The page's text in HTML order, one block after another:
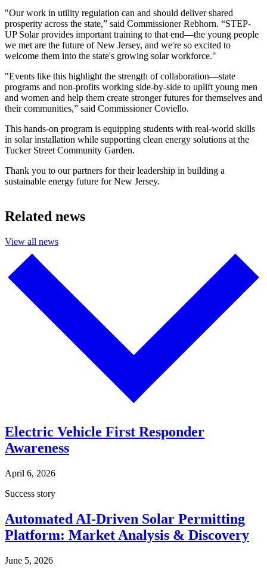
"Our work in utility regulation can and should deliver shared
prosperity across the state,” said Commissioner Rebhorn. “STEP-
UP Solar provides important training to that end—the young people
we met are the future of New Jersey, and we're so excited to
welcome them into the state's growing solar workforce."​​​​‌ ‍ ​‍​‍‌‍ ‌ ​‍‌‍‍‌‌‍‌ ‌‍‍‌‌‍ ‍​‍​‍​ ‍‍​‍​‍‌ ​ ‌‍​‌‌‍ ‍‌‍‍‌‌ ‌​‌ ‍‌​‍ ‍‌‍‍‌‌‍ ​‍​‍​‍ ​​‍​‍‌‍‍​‌ ​‍‌‍‌‌‌‍‌‍​‍​‍​ ‍‍​‍​‍‌‍‍​‌ ‌​‌ ‌​‌ ​​​ ‍‍​‍ ​‍ ‌‍ ​‌‍ ‌‍​ ‌‍​‌‌‍ ​‌‍‍​‌‍ ‌ ​ ‌ ‌​​ ‍‍​ ​ ​ ​ ​ ​ ​ ​ ​‍ ‌‍‍‌‌‍ ‍‌ ‌​‌‍‌‌‌‍ ‍‌ ‌​​‍ ‌‍‌‌‌‍‌​‌‍‍‌‌ ‌​​‍ ‌‍ ‌‌‍ ‌‍‌​‌‍‌‌​ ‌‌ ​​‌ ​‍‌‍‌‌‌ ​ ‌‍‌‌‌‍ ‍‌ ‌​‌‍​‌‌ ‌​‌‍‍‌‌‍ ‌‍ ‍​ ‍ ‌‍‍‌‌‍‌​​ ‌‌‍‌‍‌‍​‌‌‍​‍​ ‌​‌‍​ ​ ‌‍​ ‌‌​ ‌​​‍ ‌‌‍​‍‌‍‌‍​ ​‍‌‍​‍​‍ ‌​ ‌​‌‍‌​​ ‍​​ ‍‌​‍ ‌​ ‍​​ ‍​‌‍‌​‌‍‌‍​‍ ‌​ ​‌​ ​‌​ ‍​‌‍‌‌​ ​‍​ ​​​ ‌ ​ ‌​‌‍​‌‌‍​ ​ ​ ​ ​‍​ ‍ ‌ ‌​‌ ‍‌‌ ​​‌‍‌‌​ ‌‌‍​‌‌ ​‍‌ ‌​‌‍‍‌‌‍​ ‌‍ ​‌‍‌‌​ ‍ ‌ ​​‌‍​‌‌ ‌​‌‍‍​​ ‌‌ ​ ‌‍‌‌‌‍​ ‌ ‌​‌‍‍‌‌‍ ‌‍ ‍‌ ​ ​‍‌‌​ ‌‌‌​​‍‌‌ ‌‍‍ ‌‍‌‌‌ ‍‌​‍‌‌​ ​ ‌​‌​​‍‌‌​ ​ ‌​‌​​‍‌‌​ ​‍​ ​‍‌‍‌‌​ ‌‍‌‍‌‌​ ​‍‌‍‌‌​ ‌​‌‍‌‌‌‍‌‌‌‍‌‌​ ‌​​ ‌ ​ ​‍​‍‌‌​ ​‍​ ​‍​‍‌‌​ ‌‌‌​‌​​‍ ‍‌‍​ ‌‍ ‌‍ ‍‌ ‌​‌‍‌‌‌‍ ‍‌ ‌​​‍‌‌​ ‌‌‌​​‍‌‌ ‌‍‍ ‌‍‌‌‌ ‍‌​‍‌‌​ ​ ‌​‌​​‍‌‌​ ​ ‌​‌​​‍‌‌​ ​‍​ ​‍​ ​​‌‍‌‍​ ‌‌‌‍​‍​ ​‌​ ‍‌​ ‌ ​ ‌ ‌‍‌​​ ‌‌​ ‍‌​ ‌​​‍‌‌​ ​‍​ ​‍​‍‌‌​ ‌‌‌​‌​​‍ ‍‌‍​ ‌‍‍​‌‍‍‌‌‍ ​‌‍‌​‌ ​‍‌‍‌‌‌‍ ‍​‍‌‌​ ‌‌‌​​‍‌‌ ‌‍‍ ‌‍‌‌‌ ‍‌​‍‌‌​ ​ ‌​‌​​‍‌‌​ ​ ‌​‌​​‍‌‌​ ​‍​ ​‍​ ​‍​ ‍​​ ​ ​ ‌​​ ‌‍​ ‍‌‌‍‌‌‌‍​ ​ ​​​ ‍​‌‍‌‍‌‍‌‌​‍‌‌​ ​‍​ ​‍​‍‌‌​ ‌‌‌​‌​​‍ ‍‌ ‌​‌‍‌‌‌ ‍​‌ ‌​​ ‌‍​‍‌‍​‌‌ ​ ‌‍‌‌‌‌‌‌‌ ​‍‌‍ ​​ ‌‌‍‍​‌ ‌​‌ ‌​‌ ​​​‍‌‌​ ​ ‌​​‌​‍‌‌​ ​‍‌​‌‍​‍‌‌​ ​‍‌​‌‍‌‍ ​‌‍ ‌‍​ ‌‍​‌‌‍ ​‌‍‍​‌‍ ‌ ​ ‌ ‌​​‍‌‌​ ​ ‌​​‌​ ​ ​ ​ ​ ​ ​ ​ ​‍‌‍‌‍‍‌‌‍‌​​ ‌‌‍‌‍‌‍​‌‌‍​‍​ ‌​‌‍​ ​ ‌‍​ ‌‌​ ‌​​‍ ‌‌‍​‍‌‍‌‍​ ​‍‌‍​‍​‍ ‌​ ‌​‌‍‌​​ ‍​​ ‍‌​‍ ‌​ ‍​​ ‍​‌‍‌​‌‍‌‍​‍ ‌​ ​‌​ ​‌​ ‍​‌‍‌‌​ ​‍​ ​​​ ‌ ​ ‌​‌‍​‌‌‍​ ​ ​ ​ ​‍​‍‌‍‌ ‌​‌ ‍‌‌ ​​‌‍‌‌​ ‌‌‍​‌‌ ​‍‌ ‌​‌‍‍‌‌‍​ ‌‍ ​‌‍‌‌​‍‌‍‌ ​​‌‍​‌‌ ‌​‌‍‍​​ ‌‌ ​ ‌‍‌‌‌‍​ ‌ ‌​‌‍‍‌‌‍ ‌‍ ‍‌ ​ ​‍‌‌​ ‌‌‌​​‍‌‌ ‌‍‍ ‌‍‌‌‌ ‍‌​‍‌‌​ ​ ‌​‌​​‍‌‌​ ​ ‌​‌​​‍‌‌​ ​‍​ ​‍‌‍‌‌​ ‌‍‌‍‌‌​ ​‍‌‍‌‌​ ‌​‌‍‌‌‌‍‌‌‌‍‌‌​ ‌​​ ‌ ​ ​‍​‍‌‌​ ​‍​ ​‍​‍‌‌​ ‌‌‌​‌​​‍ ‍‌‍​ ‌‍ ‌‍ ‍‌ ‌​‌‍‌‌‌‍ ‍‌ ‌​​‍‌‌​ ‌‌‌​​‍‌‌ ‌‍‍ ‌‍‌‌‌ ‍‌​‍‌‌​ ​ ‌​‌​​‍‌‌​ ​ ‌​‌​​‍‌‌​ ​‍​ ​‍​ ​​‌‍‌‍​ ‌‌‌‍​‍​ ​‌​ ‍‌​ ‌ ​ ‌ ‌‍‌​​ ‌‌​ ‍‌​ ‌​​‍‌‌​ ​‍​ ​‍​‍‌‌​ ‌‌‌​‌​​‍ ‍‌‍​ ‌‍‍​‌‍‍‌‌‍ ​‌‍‌​‌ ​‍‌‍‌‌‌‍ ‍​‍‌‌​ ‌‌‌​​‍‌‌ ‌‍‍ ‌‍‌‌‌ ‍‌​‍‌‌​ ​ ‌​‌​​‍‌‌​ ​ ‌​‌​​‍‌‌​ ​‍​ ​‍​ ​‍​ ‍​​ ​ ​ ‌​​ ‌‍​ ‍‌‌‍‌‌‌‍​ ​ ​​​ ‍​‌‍‌‍‌‍‌‌​‍‌‌​ ​‍​ ​‍​‍‌‌​ ‌‌‌​‌​​‍ ‍‌ ‌​‌‍‌‌‌ ‍​‌ ‌​​‍‌‍‌ ​​‌‍‌‌‌ ​‍‌ ​ ‌ ​​‌‍‌‌‌‍​ ‌ ‌​‌‍‍‌‌ ‌‍‌‍‌‌​ ‌‌ ​​‌ ‌‌‌‍​‍‌‍ ​‌‍‍‌‌ ​ ‌‍‍​‌‍‌‌‌‍‌​​‍​‍‌ ‌
"Events like this highlight the strength of collaboration—state
programs and non-profits working side-by-side to uplift young men
and women and help them create stronger futures for themselves and
their communities,” said Commissioner Coviello.​​​​‌ ‍ ​‍​‍‌‍ ‌ ​‍‌‍‍‌‌‍‌ ‌‍‍‌‌‍ ‍​‍​‍​ ‍‍​‍​‍‌ ​ ‌‍​‌‌‍ ‍‌‍‍‌‌ ‌​‌ ‍‌​‍ ‍‌‍‍‌‌‍ ​‍​‍​‍ ​​‍​‍‌‍‍​‌ ​‍‌‍‌‌‌‍‌‍​‍​‍​ ‍‍​‍​‍‌‍‍​‌ ‌​‌ ‌​‌ ​​​ ‍‍​‍ ​‍ ‌‍ ​‌‍ ‌‍​ ‌‍​‌‌‍ ​‌‍‍​‌‍ ‌ ​ ‌ ‌​​ ‍‍​ ​ ​ ​ ​ ​ ​ ​ ​‍ ‌‍‍‌‌‍ ‍‌ ‌​‌‍‌‌‌‍ ‍‌ ‌​​‍ ‌‍‌‌‌‍‌​‌‍‍‌‌ ‌​​‍ ‌‍ ‌‌‍ ‌‍‌​‌‍‌‌​ ‌‌ ​​‌ ​‍‌‍‌‌‌ ​ ‌‍‌‌‌‍ ‍‌ ‌​‌‍​‌‌ ‌​‌‍‍‌‌‍ ‌‍ ‍​ ‍ ‌‍‍‌‌‍‌​​ ‌‌‍‌‍‌‍​‌‌‍​‍​ ‌​‌‍​ ​ ‌‍​ ‌‌​ ‌​​‍ ‌‌‍​‍‌‍‌‍​ ​‍‌‍​‍​‍ ‌​ ‌​‌‍‌​​ ‍​​ ‍‌​‍ ‌​ ‍​​ ‍​‌‍‌​‌‍‌‍​‍ ‌​ ​‌​ ​‌​ ‍​‌‍‌‌​ ​‍​ ​​​ ‌ ​ ‌​‌‍​‌‌‍​ ​ ​ ​ ​‍​ ‍ ‌ ‌​‌ ‍‌‌ ​​‌‍‌‌​ ‌‌‍​‌‌ ​‍‌ ‌​‌‍‍‌‌‍​ ‌‍ ​‌‍‌‌​ ‍ ‌ ​​‌‍​‌‌ ‌​‌‍‍​​ ‌‌ ​ ‌‍‌‌‌‍​ ‌ ‌​‌‍‍‌‌‍ ‌‍ ‍‌ ​ ​‍‌‌​ ‌‌‌​​‍‌‌ ‌‍‍ ‌‍‌‌‌ ‍‌​‍‌‌​ ​ ‌​‌​​‍‌‌​ ​ ‌​‌​​‍‌‌​ ​‍​ ​‍‌‍‌‌​ ‌‍‌‍‌‌​ ​‍‌‍‌‌​ ‌​‌‍‌‌‌‍‌‌‌‍‌‌​ ‌​​ ‌ ​ ​‍​‍‌‌​ ​‍​ ​‍​‍‌‌​ ‌‌‌​‌​​‍ ‍‌‍​ ‌‍ ‌‍ ‍‌ ‌​‌‍‌‌‌‍ ‍‌ ‌​​‍‌‌​ ‌‌‌​​‍‌‌ ‌‍‍ ‌‍‌‌‌ ‍‌​‍‌‌​ ​ ‌​‌​​‍‌‌​ ​ ‌​‌​​‍‌‌​ ​‍​ ​‍​ ​ ​ ‌​​ ‍​‌‍‌​​ ​ ​ ‌‌‌‍​ ​ ‌‍‌‍‌​​ ‌‍​ ​​​ ‌ ​‍‌‌​ ​‍​ ​‍​‍‌‌​ ‌‌‌​‌​​‍ ‍‌‍​ ‌‍‍​‌‍‍‌‌‍ ​‌‍‌​‌ ​‍‌‍‌‌‌‍ ‍​‍‌‌​ ‌‌‌​​‍‌‌ ‌‍‍ ‌‍‌‌‌ ‍‌​‍‌‌​ ​ ‌​‌​​‍‌‌​ ​ ‌​‌​​‍‌‌​ ​‍​ ​‍​ ​ ‌‍‌‌​ ​‍​ ​ ​ ​​‌‍‌‍‌‍​‍​ ​​​ ​‍​ ‍‌‌‍​‌​ ‌‍​‍‌‌​ ​‍​ ​‍​‍‌‌​ ‌‌‌​‌​​‍ ‍‌ ‌​‌‍‌‌‌ ‍​‌ ‌​​ ‌‍​‍‌‍​‌‌ ​ ‌‍‌‌‌‌‌‌‌ ​‍‌‍ ​​ ‌‌‍‍​‌ ‌​‌ ‌​‌ ​​​‍‌‌​ ​ ‌​​‌​‍‌‌​ ​‍‌​‌‍​‍‌‌​ ​‍‌​‌‍‌‍ ​‌‍ ‌‍​ ‌‍​‌‌‍ ​‌‍‍​‌‍ ‌ ​ ‌ ‌​​‍‌‌​ ​ ‌​​‌​ ​ ​ ​ ​ ​ ​ ​ ​‍‌‍‌‍‍‌‌‍‌​​ ‌‌‍‌‍‌‍​‌‌‍​‍​ ‌​‌‍​ ​ ‌‍​ ‌‌​ ‌​​‍ ‌‌‍​‍‌‍‌‍​ ​‍‌‍​‍​‍ ‌​ ‌​‌‍‌​​ ‍​​ ‍‌​‍ ‌​ ‍​​ ‍​‌‍‌​‌‍‌‍​‍ ‌​ ​‌​ ​‌​ ‍​‌‍‌‌​ ​‍​ ​​​ ‌ ​ ‌​‌‍​‌‌‍​ ​ ​ ​ ​‍​‍‌‍‌ ‌​‌ ‍‌‌ ​​‌‍‌‌​ ‌‌‍​‌‌ ​‍‌ ‌​‌‍‍‌‌‍​ ‌‍ ​‌‍‌‌​‍‌‍‌ ​​‌‍​‌‌ ‌​‌‍‍​​ ‌‌ ​ ‌‍‌‌‌‍​ ‌ ‌​‌‍‍‌‌‍ ‌‍ ‍‌ ​ ​‍‌‌​ ‌‌‌​​‍‌‌ ‌‍‍ ‌‍‌‌‌ ‍‌​‍‌‌​ ​ ‌​‌​​‍‌‌​ ​ ‌​‌​​‍‌‌​ ​‍​ ​‍‌‍‌‌​ ‌‍‌‍‌‌​ ​‍‌‍‌‌​ ‌​‌‍‌‌‌‍‌‌‌‍‌‌​ ‌​​ ‌ ​ ​‍​‍‌‌​ ​‍​ ​‍​‍‌‌​ ‌‌‌​‌​​‍ ‍‌‍​ ‌‍ ‌‍ ‍‌ ‌​‌‍‌‌‌‍ ‍‌ ‌​​‍‌‌​ ‌‌‌​​‍‌‌ ‌‍‍ ‌‍‌‌‌ ‍‌​‍‌‌​ ​ ‌​‌​​‍‌‌​ ​ ‌​‌​​‍‌‌​ ​‍​ ​‍​ ​ ​ ‌​​ ‍​‌‍‌​​ ​ ​ ‌‌‌‍​ ​ ‌‍‌‍‌​​ ‌‍​ ​​​ ‌ ​‍‌‌​ ​‍​ ​‍​‍‌‌​ ‌‌‌​‌​​‍ ‍‌‍​ ‌‍‍​‌‍‍‌‌‍ ​‌‍‌​‌ ​‍‌‍‌‌‌‍ ‍​‍‌‌​ ‌‌‌​​‍‌‌ ‌‍‍ ‌‍‌‌‌ ‍‌​‍‌‌​ ​ ‌​‌​​‍‌‌​ ​ ‌​‌​​‍‌‌​ ​‍​ ​‍​ ​ ‌‍‌‌​ ​‍​ ​ ​ ​​‌‍‌‍‌‍​‍​ ​​​ ​‍​ ‍‌‌‍​‌​ ‌‍​‍‌‌​ ​‍​ ​‍​‍‌‌​ ‌‌‌​‌​​‍ ‍‌ ‌​‌‍‌‌‌ ‍​‌ ‌​​‍‌‍‌ ​​‌‍‌‌‌ ​‍‌ ​ ‌ ​​‌‍‌‌‌‍​ ‌ ‌​‌‍‍‌‌ ‌‍‌‍‌‌​ ‌‌ ​​‌ ‌‌‌‍​‍‌‍ ​‌‍‍‌‌ ​ ‌‍‍​‌‍‌‌‌‍‌​​‍​‍‌ ‌
This hands-on program is equipping students with real-world skills
in solar installation while supporting clean energy solutions at the
Tucker Street Community Garden.​​​​‌ ‍ ​‍​‍‌‍ ‌ ​‍‌‍‍‌‌‍‌ ‌‍‍‌‌‍ ‍​‍​‍​ ‍‍​‍​‍‌ ​ ‌‍​‌‌‍ ‍‌‍‍‌‌ ‌​‌ ‍‌​‍ ‍‌‍‍‌‌‍ ​‍​‍​‍ ​​‍​‍‌‍‍​‌ ​‍‌‍‌‌‌‍‌‍​‍​‍​ ‍‍​‍​‍‌‍‍​‌ ‌​‌ ‌​‌ ​​​ ‍‍​‍ ​‍ ‌‍ ​‌‍ ‌‍​ ‌‍​‌‌‍ ​‌‍‍​‌‍ ‌ ​ ‌ ‌​​ ‍‍​ ​ ​ ​ ​ ​ ​ ​ ​‍ ‌‍‍‌‌‍ ‍‌ ‌​‌‍‌‌‌‍ ‍‌ ‌​​‍ ‌‍‌‌‌‍‌​‌‍‍‌‌ ‌​​‍ ‌‍ ‌‌‍ ‌‍‌​‌‍‌‌​ ‌‌ ​​‌ ​‍‌‍‌‌‌ ​ ‌‍‌‌‌‍ ‍‌ ‌​‌‍​‌‌ ‌​‌‍‍‌‌‍ ‌‍ ‍​ ‍ ‌‍‍‌‌‍‌​​ ‌‌‍‌‍‌‍​‌‌‍​‍​ ‌​‌‍​ ​ ‌‍​ ‌‌​ ‌​​‍ ‌‌‍​‍‌‍‌‍​ ​‍‌‍​‍​‍ ‌​ ‌​‌‍‌​​ ‍​​ ‍‌​‍ ‌​ ‍​​ ‍​‌‍‌​‌‍‌‍​‍ ‌​ ​‌​ ​‌​ ‍​‌‍‌‌​ ​‍​ ​​​ ‌ ​ ‌​‌‍​‌‌‍​ ​ ​ ​ ​‍​ ‍ ‌ ‌​‌ ‍‌‌ ​​‌‍‌‌​ ‌‌‍​‌‌ ​‍‌ ‌​‌‍‍‌‌‍​ ‌‍ ​‌‍‌‌​ ‍ ‌ ​​‌‍​‌‌ ‌​‌‍‍​​ ‌‌ ​ ‌‍‌‌‌‍​ ‌ ‌​‌‍‍‌‌‍ ‌‍ ‍‌ ​ ​‍‌‌​ ‌‌‌​​‍‌‌ ‌‍‍ ‌‍‌‌‌ ‍‌​‍‌‌​ ​ ‌​‌​​‍‌‌​ ​ ‌​‌​​‍‌‌​ ​‍​ ​‍‌‍‌‌​ ‌‍‌‍‌‌​ ​‍‌‍‌‌​ ‌​‌‍‌‌‌‍‌‌‌‍‌‌​ ‌​​ ‌ ​ ​‍​‍‌‌​ ​‍​ ​‍​‍‌‌​ ‌‌‌​‌​​‍ ‍‌‍​ ‌‍ ‌‍ ‍‌ ‌​‌‍‌‌‌‍ ‍‌ ‌​​‍‌‌​ ‌‌‌​​‍‌‌ ‌‍‍ ‌‍‌‌‌ ‍‌​‍‌‌​ ​ ‌​‌​​‍‌‌​ ​ ‌​‌​​‍‌‌​ ​‍​ ​‍‌‍​‌​ ‌​​ ​‍​ ​​​ ​ ​ ‌ ‌‍‌‌‌‍​ ​ ‌‌​ ‌‍​ ‌ ​ ‌‌​‍‌‌​ ​‍​ ​‍​‍‌‌​ ‌‌‌​‌​​‍ ‍‌‍​ ‌‍‍​‌‍‍‌‌‍ ​‌‍‌​‌ ​‍‌‍‌‌‌‍ ‍​‍‌‌​ ‌‌‌​​‍‌‌ ‌‍‍ ‌‍‌‌‌ ‍‌​‍‌‌​ ​ ‌​‌​​‍‌‌​ ​ ‌​‌​​‍‌‌​ ​‍​ ​‍​ ‌‌​ ‌ ​ ​‌​ ​‍​ ‍‌​ ​‍​ ‍‌​ ​‍​ ‍‌​ ‌​​ ​‌‌‍​‍​‍‌‌​ ​‍​ ​‍​‍‌‌​ ‌‌‌​‌​​‍ ‍‌ ‌​‌‍‌‌‌ ‍​‌ ‌​​ ‌‍​‍‌‍​‌‌ ​ ‌‍‌‌‌‌‌‌‌ ​‍‌‍ ​​ ‌‌‍‍​‌ ‌​‌ ‌​‌ ​​​‍‌‌​ ​ ‌​​‌​‍‌‌​ ​‍‌​‌‍​‍‌‌​ ​‍‌​‌‍‌‍ ​‌‍ ‌‍​ ‌‍​‌‌‍ ​‌‍‍​‌‍ ‌ ​ ‌ ‌​​‍‌‌​ ​ ‌​​‌​ ​ ​ ​ ​ ​ ​ ​ ​‍‌‍‌‍‍‌‌‍‌​​ ‌‌‍‌‍‌‍​‌‌‍​‍​ ‌​‌‍​ ​ ‌‍​ ‌‌​ ‌​​‍ ‌‌‍​‍‌‍‌‍​ ​‍‌‍​‍​‍ ‌​ ‌​‌‍‌​​ ‍​​ ‍‌​‍ ‌​ ‍​​ ‍​‌‍‌​‌‍‌‍​‍ ‌​ ​‌​ ​‌​ ‍​‌‍‌‌​ ​‍​ ​​​ ‌ ​ ‌​‌‍​‌‌‍​ ​ ​ ​ ​‍​‍‌‍‌ ‌​‌ ‍‌‌ ​​‌‍‌‌​ ‌‌‍​‌‌ ​‍‌ ‌​‌‍‍‌‌‍​ ‌‍ ​‌‍‌‌​‍‌‍‌ ​​‌‍​‌‌ ‌​‌‍‍​​ ‌‌ ​ ‌‍‌‌‌‍​ ‌ ‌​‌‍‍‌‌‍ ‌‍ ‍‌ ​ ​‍‌‌​ ‌‌‌​​‍‌‌ ‌‍‍ ‌‍‌‌‌ ‍‌​‍‌‌​ ​ ‌​‌​​‍‌‌​ ​ ‌​‌​​‍‌‌​ ​‍​ ​‍‌‍‌‌​ ‌‍‌‍‌‌​ ​‍‌‍‌‌​ ‌​‌‍‌‌‌‍‌‌‌‍‌‌​ ‌​​ ‌ ​ ​‍​‍‌‌​ ​‍​ ​‍​‍‌‌​ ‌‌‌​‌​​‍ ‍‌‍​ ‌‍ ‌‍ ‍‌ ‌​‌‍‌‌‌‍ ‍‌ ‌​​‍‌‌​ ‌‌‌​​‍‌‌ ‌‍‍ ‌‍‌‌‌ ‍‌​‍‌‌​ ​ ‌​‌​​‍‌‌​ ​ ‌​‌​​‍‌‌​ ​‍​ ​‍‌‍​‌​ ‌​​ ​‍​ ​​​ ​ ​ ‌ ‌‍‌‌‌‍​ ​ ‌‌​ ‌‍​ ‌ ​ ‌‌​‍‌‌​ ​‍​ ​‍​‍‌‌​ ‌‌‌​‌​​‍ ‍‌‍​ ‌‍‍​‌‍‍‌‌‍ ​‌‍‌​‌ ​‍‌‍‌‌‌‍ ‍​‍‌‌​ ‌‌‌​​‍‌‌ ‌‍‍ ‌‍‌‌‌ ‍‌​‍‌‌​ ​ ‌​‌​​‍‌‌​ ​ ‌​‌​​‍‌‌​ ​‍​ ​‍​ ‌‌​ ‌ ​ ​‌​ ​‍​ ‍‌​ ​‍​ ‍‌​ ​‍​ ‍‌​ ‌​​ ​‌‌‍​‍​‍‌‌​ ​‍​ ​‍​‍‌‌​ ‌‌‌​‌​​‍ ‍‌ ‌​‌‍‌‌‌ ‍​‌ ‌​​‍‌‍‌ ​​‌‍‌‌‌ ​‍‌ ​ ‌ ​​‌‍‌‌‌‍​ ‌ ‌​‌‍‍‌‌ ‌‍‌‍‌‌​ ‌‌ ​​‌ ‌‌‌‍​‍‌‍ ​‌‍‍‌‌ ​ ‌‍‍​‌‍‌‌‌‍‌​​‍​‍‌ ‌
Thank you to our partners for their leadership in building a
sustainable energy future for New Jersey.​​​​‌ ‍ ​‍​‍‌‍ ‌ ​‍‌‍‍‌‌‍‌ ‌‍‍‌‌‍ ‍​‍​‍​ ‍‍​‍​‍‌ ​ ‌‍​‌‌‍ ‍‌‍‍‌‌ ‌​‌ ‍‌​‍ ‍‌‍‍‌‌‍ ​‍​‍​‍ ​​‍​‍‌‍‍​‌ ​‍‌‍‌‌‌‍‌‍​‍​‍​ ‍‍​‍​‍‌‍‍​‌ ‌​‌ ‌​‌ ​​​ ‍‍​‍ ​‍ ‌‍ ​‌‍ ‌‍​ ‌‍​‌‌‍ ​‌‍‍​‌‍ ‌ ​ ‌ ‌​​ ‍‍​ ​ ​ ​ ​ ​ ​ ​ ​‍ ‌‍‍‌‌‍ ‍‌ ‌​‌‍‌‌‌‍ ‍‌ ‌​​‍ ‌‍‌‌‌‍‌​‌‍‍‌‌ ‌​​‍ ‌‍ ‌‌‍ ‌‍‌​‌‍‌‌​ ‌‌ ​​‌ ​‍‌‍‌‌‌ ​ ‌‍‌‌‌‍ ‍‌ ‌​‌‍​‌‌ ‌​‌‍‍‌‌‍ ‌‍ ‍​ ‍ ‌‍‍‌‌‍‌​​ ‌‌‍‌‍‌‍​‌‌‍​‍​ ‌​‌‍​ ​ ‌‍​ ‌‌​ ‌​​‍ ‌‌‍​‍‌‍‌‍​ ​‍‌‍​‍​‍ ‌​ ‌​‌‍‌​​ ‍​​ ‍‌​‍ ‌​ ‍​​ ‍​‌‍‌​‌‍‌‍​‍ ‌​ ​‌​ ​‌​ ‍​‌‍‌‌​ ​‍​ ​​​ ‌ ​ ‌​‌‍​‌‌‍​ ​ ​ ​ ​‍​ ‍ ‌ ‌​‌ ‍‌‌ ​​‌‍‌‌​ ‌‌‍​‌‌ ​‍‌ ‌​‌‍‍‌‌‍​ ‌‍ ​‌‍‌‌​ ‍ ‌ ​​‌‍​‌‌ ‌​‌‍‍​​ ‌‌ ​ ‌‍‌‌‌‍​ ‌ ‌​‌‍‍‌‌‍ ‌‍ ‍‌ ​ ​‍‌‌​ ‌‌‌​​‍‌‌ ‌‍‍ ‌‍‌‌‌ ‍‌​‍‌‌​ ​ ‌​‌​​‍‌‌​ ​ ‌​‌​​‍‌‌​ ​‍​ ​‍‌‍‌‌​ ‌‍‌‍‌‌​ ​‍‌‍‌‌​ ‌​‌‍‌‌‌‍‌‌‌‍‌‌​ ‌​​ ‌ ​ ​‍​‍‌‌​ ​‍​ ​‍​‍‌‌​ ‌‌‌​‌​​‍ ‍‌‍​ ‌‍ ‌‍ ‍‌ ‌​‌‍‌‌‌‍ ‍‌ ‌​​‍‌‌​ ‌‌‌​​‍‌‌ ‌‍‍ ‌‍‌‌‌ ‍‌​‍‌‌​ ​ ‌​‌​​‍‌‌​ ​ ‌​‌​​‍‌‌​ ​‍​ ​‍‌‍‌​​ ‌ ​ ​ ​ ‍‌​ ‍‌​ ‌​​ ‌​​ ‌​​ ‍​​ ‌​​ ​‍‌‍‌​​‍‌‌​ ​‍​ ​‍​‍‌‌​ ‌‌‌​‌​​‍ ‍‌‍​ ‌‍‍​‌‍‍‌‌‍ ​‌‍‌​‌ ​‍‌‍‌‌‌‍ ‍​‍‌‌​ ‌‌‌​​‍‌‌ ‌‍‍ ‌‍‌‌‌ ‍‌​‍‌‌​ ​ ‌​‌​​‍‌‌​ ​ ‌​‌​​‍‌‌​ ​‍​ ​‍​ ​‌‌‍​‍​ ​‌​ ​​​ ‍​​ ‍​‌‍‌‌​ ‌‌​ ‌‌‌‍​ ‌‍​‍‌‍‌‍​‍‌‌​ ​‍​ ​‍​‍‌‌​ ‌‌‌​‌​​‍ ‍‌ ‌​‌‍‌‌‌ ‍​‌ ‌​​ ‌‍​‍‌‍​‌‌ ​ ‌‍‌‌‌‌‌‌‌ ​‍‌‍ ​​ ‌‌‍‍​‌ ‌​‌ ‌​‌ ​​​‍‌‌​ ​ ‌​​‌​‍‌‌​ ​‍‌​‌‍​‍‌‌​ ​‍‌​‌‍‌‍ ​‌‍ ‌‍​ ‌‍​‌‌‍ ​‌‍‍​‌‍ ‌ ​ ‌ ‌​​‍‌‌​ ​ ‌​​‌​ ​ ​ ​ ​ ​ ​ ​ ​‍‌‍‌‍‍‌‌‍‌​​ ‌‌‍‌‍‌‍​‌‌‍​‍​ ‌​‌‍​ ​ ‌‍​ ‌‌​ ‌​​‍ ‌‌‍​‍‌‍‌‍​ ​‍‌‍​‍​‍ ‌​ ‌​‌‍‌​​ ‍​​ ‍‌​‍ ‌​ ‍​​ ‍​‌‍‌​‌‍‌‍​‍ ‌​ ​‌​ ​‌​ ‍​‌‍‌‌​ ​‍​ ​​​ ‌ ​ ‌​‌‍​‌‌‍​ ​ ​ ​ ​‍​‍‌‍‌ ‌​‌ ‍‌‌ ​​‌‍‌‌​ ‌‌‍​‌‌ ​‍‌ ‌​‌‍‍‌‌‍​ ‌‍ ​‌‍‌‌​‍‌‍‌ ​​‌‍​‌‌ ‌​‌‍‍​​ ‌‌ ​ ‌‍‌‌‌‍​ ‌ ‌​‌‍‍‌‌‍ ‌‍ ‍‌ ​ ​‍‌‌​ ‌‌‌​​‍‌‌ ‌‍‍ ‌‍‌‌‌ ‍‌​‍‌‌​ ​ ‌​‌​​‍‌‌​ ​ ‌​‌​​‍‌‌​ ​‍​ ​‍‌‍‌‌​ ‌‍‌‍‌‌​ ​‍‌‍‌‌​ ‌​‌‍‌‌‌‍‌‌‌‍‌‌​ ‌​​ ‌ ​ ​‍​‍‌‌​ ​‍​ ​‍​‍‌‌​ ‌‌‌​‌​​‍ ‍‌‍​ ‌‍ ‌‍ ‍‌ ‌​‌‍‌‌‌‍ ‍‌ ‌​​‍‌‌​ ‌‌‌​​‍‌‌ ‌‍‍ ‌‍‌‌‌ ‍‌​‍‌‌​ ​ ‌​‌​​‍‌‌​ ​ ‌​‌​​‍‌‌​ ​‍​ ​‍‌‍‌​​ ‌ ​ ​ ​ ‍‌​ ‍‌​ ‌​​ ‌​​ ‌​​ ‍​​ ‌​​ ​‍‌‍‌​​‍‌‌​ ​‍​ ​‍​‍‌‌​ ‌‌‌​‌​​‍ ‍‌‍​ ‌‍‍​‌‍‍‌‌‍ ​‌‍‌​‌ ​‍‌‍‌‌‌‍ ‍​‍‌‌​ ‌‌‌​​‍‌‌ ‌‍‍ ‌‍‌‌‌ ‍‌​‍‌‌​ ​ ‌​‌​​‍‌‌​ ​ ‌​‌​​‍‌‌​ ​‍​ ​‍​ ​‌‌‍​‍​ ​‌​ ​​​ ‍​​ ‍​‌‍‌‌​ ‌‌​ ‌‌‌‍​ ‌‍​‍‌‍‌‍​‍‌‌​ ​‍​ ​‍​‍‌‌​ ‌‌‌​‌​​‍ ‍‌ ‌​‌‍‌‌‌ ‍​‌ ‌​​‍‌‍‌ ​​‌‍‌‌‌ ​‍‌ ​ ‌ ​​‌‍‌‌‌‍​ ‌ ‌​‌‍‍‌‌ ‌‍‌‍‌‌​ ‌‌ ​​‌ ‌‌‌‍​‍‌‍ ​‌‍‍‌‌ ​ ‌‍‍​‌‍‌‌‌‍‌​​‍​‍‌ ‌
Related news
View all news
Electric Vehicle First Responder
Awareness​​​​‌ ‍ ​‍​‍‌‍ ‌ ​‍‌‍‍‌‌‍‌ ‌‍‍‌‌‍ ‍​‍​‍​ ‍‍​‍​‍‌ ​ ‌‍​‌‌‍ ‍‌‍‍‌‌ ‌​‌ ‍‌​‍ ‍‌‍‍‌‌‍ ​‍​‍​‍ ​​‍​‍‌‍‍​‌ ​‍‌‍‌‌‌‍‌‍​‍​‍​ ‍‍​‍​‍‌‍‍​‌ ‌​‌ ‌​‌ ​​​ ‍‍​‍ ​‍ ‌‍ ​‌‍ ‌‍​ ‌‍​‌‌‍ ​‌‍‍​‌‍ ‌ ​ ‌ ‌​​ ‍‍​ ​ ​ ​ ​ ​ ​ ​ ​‍ ‌‍‍‌‌‍ ‍‌ ‌​‌‍‌‌‌‍ ‍‌ ‌​​‍ ‌‍‌‌‌‍‌​‌‍‍‌‌ ‌​​‍ ‌‍ ‌‌‍ ‌‍‌​‌‍‌‌​ ‌‌ ​​‌ ​‍‌‍‌‌‌ ​ ‌‍‌‌‌‍ ‍‌ ‌​‌‍​‌‌ ‌​‌‍‍‌‌‍ ‌‍ ‍​ ‍ ‌‍‍‌‌‍‌​​ ‌​ ​​​ ‌​‌‍‌‍‌‍‌​​ ​ ​ ​‌‌‍​ ​ ‌‌​‍ ‌‌‍‌​​ ‍‌​ ‌ ​ ‍​​‍ ‌​ ‌​​ ‌‍​ ​ ​ ‌‍​‍ ‌​ ‍‌​ ​‍​ ‌​​ ​ ​‍ ‌​ ​‌​ ‍​‌‍​‍​ ​‌​ ‌‌​ ‌ ‌‍​ ​ ‌‍‌‍‌‍​ ​​​ ‌‍‌‍​‌​ ‍ ‌ ‌​‌ ‍‌‌ ​​‌‍‌‌​ ‌‌‍​‌‌ ​‍‌ ‌​‌‍‍‌‌‍​ ‌‍ ​‌‍‌‌​ ‍ ‌ ​​‌‍​‌‌ ‌​‌‍‍​​ ‌‌ ‌​‌‍‍‌‌ ‌​‌‍ ​‌‍‌‌​ ‌‍​‍‌‍​‌‌ ​ ‌‍‌‌‌‌‌‌‌ ​‍‌‍ ​​ ‌‌‍‍​‌ ‌​‌ ‌​‌ ​​​‍‌‌​ ​ ‌​​‌​‍‌‌​ ​‍‌​‌‍​‍‌‌​ ​‍‌​‌‍‌‍ ​‌‍ ‌‍​ ‌‍​‌‌‍ ​‌‍‍​‌‍ ‌ ​ ‌ ‌​​‍‌‌​ ​ ‌​​‌​ ​ ​ ​ ​ ​ ​ ​ ​‍‌‍‌‍‍‌‌‍‌​​ ‌​ ​​​ ‌​‌‍‌‍‌‍‌​​ ​ ​ ​‌‌‍​ ​ ‌‌​‍ ‌‌‍‌​​ ‍‌​ ‌ ​ ‍​​‍ ‌​ ‌​​ ‌‍​ ​ ​ ‌‍​‍ ‌​ ‍‌​ ​‍​ ‌​​ ​ ​‍ ‌​ ​‌​ ‍​‌‍​‍​ ​‌​ ‌‌​ ‌ ‌‍​ ​ ‌‍‌‍‌‍​ ​​​ ‌‍‌‍​‌​‍‌‍‌ ‌​‌ ‍‌‌ ​​‌‍‌‌​ ‌‌‍​‌‌ ​‍‌ ‌​‌‍‍‌‌‍​ ‌‍ ​‌‍‌‌​‍‌‍‌ ​​‌‍​‌‌ ‌​‌‍‍​​ ‌‌ ‌​‌‍‍‌‌ ‌​‌‍ ​‌‍‌‌​‍‌‍‌ ​​‌‍‌‌‌ ​‍‌ ​ ‌ ​​‌‍‌‌‌‍​ ‌ ‌​‌‍‍‌‌ ‌‍‌‍‌‌​ ‌‌ ​​‌ ‌‌‌‍​‍‌‍ ​‌‍‍‌‌ ​ ‌‍‍​‌‍‌‌‌‍‌​​‍​‍‌ ‌
April 6, 2026
Success story
Automated AI-Driven Solar Permitting
Platform: Market Analysis & Discovery​​​​‌ ‍ ​‍​‍‌‍ ‌ ​‍‌‍‍‌‌‍‌ ‌‍‍‌‌‍ ‍​‍​‍​ ‍‍​‍​‍‌ ​ ‌‍​‌‌‍ ‍‌‍‍‌‌ ‌​‌ ‍‌​‍ ‍‌‍‍‌‌‍ ​‍​‍​‍ ​​‍​‍‌‍‍​‌ ​‍‌‍‌‌‌‍‌‍​‍​‍​ ‍‍​‍​‍‌‍‍​‌ ‌​‌ ‌​‌ ​​​ ‍‍​‍ ​‍ ‌‍ ​‌‍ ‌‍​ ‌‍​‌‌‍ ​‌‍‍​‌‍ ‌ ​ ‌ ‌​​ ‍‍​ ​ ​ ​ ​ ​ ​ ​ ​‍ ‌‍‍‌‌‍ ‍‌ ‌​‌‍‌‌‌‍ ‍‌ ‌​​‍ ‌‍‌‌‌‍‌​‌‍‍‌‌ ‌​​‍ ‌‍ ‌‌‍ ‌‍‌​‌‍‌‌​ ‌‌ ​​‌ ​‍‌‍‌‌‌ ​ ‌‍‌‌‌‍ ‍‌ ‌​‌‍​‌‌ ‌​‌‍‍‌‌‍ ‌‍ ‍​ ‍ ‌‍‍‌‌‍‌​​ ‌​ ​​​ ‍​‌‍‌​​ ‍‌​ ​​​ ‌‌​ ‍​‌‍​‌​‍ ‌‌‍​‌​ ​‌​ ​ ​ ​‌​‍ ‌​ ‌​​ ​‍​ ‌​‌‍‌‌​‍ ‌​ ‍​​ ​ ​ ​‌​ ​‍​‍ ‌​ ​​‌‍‌‍​ ​​​ ‌‌‌‍​ ​ ‍​​ ‍‌​ ‌​​ ‌ ‌‍‌‌​ ‌ ​ ​‌​ ‍ ‌ ‌​‌ ‍‌‌ ​​‌‍‌‌​ ‌‌‍​‌‌ ​‍‌ ‌​‌‍‍‌‌‍​ ‌‍ ​‌‍‌‌​ ‍ ‌ ​​‌‍​‌‌ ‌​‌‍‍​​ ‌‌ ‌​‌‍‍‌‌ ‌​‌‍ ​‌‍‌‌​ ‌‍​‍‌‍​‌‌ ​ ‌‍‌‌‌‌‌‌‌ ​‍‌‍ ​​ ‌‌‍‍​‌ ‌​‌ ‌​‌ ​​​‍‌‌​ ​ ‌​​‌​‍‌‌​ ​‍‌​‌‍​‍‌‌​ ​‍‌​‌‍‌‍ ​‌‍ ‌‍​ ‌‍​‌‌‍ ​‌‍‍​‌‍ ‌ ​ ‌ ‌​​‍‌‌​ ​ ‌​​‌​ ​ ​ ​ ​ ​ ​ ​ ​‍‌‍‌‍‍‌‌‍‌​​ ‌​ ​​​ ‍​‌‍‌​​ ‍‌​ ​​​ ‌‌​ ‍​‌‍​‌​‍ ‌‌‍​‌​ ​‌​ ​ ​ ​‌​‍ ‌​ ‌​​ ​‍​ ‌​‌‍‌‌​‍ ‌​ ‍​​ ​ ​ ​‌​ ​‍​‍ ‌​ ​​‌‍‌‍​ ​​​ ‌‌‌‍​ ​ ‍​​ ‍‌​ ‌​​ ‌ ‌‍‌‌​ ‌ ​ ​‌​‍‌‍‌ ‌​‌ ‍‌‌ ​​‌‍‌‌​ ‌‌‍​‌‌ ​‍‌ ‌​‌‍‍‌‌‍​ ‌‍ ​‌‍‌‌​‍‌‍‌ ​​‌‍​‌‌ ‌​‌‍‍​​ ‌‌ ‌​‌‍‍‌‌ ‌​‌‍ ​‌‍‌‌​‍‌‍‌ ​​‌‍‌‌‌ ​‍‌ ​ ‌ ​​‌‍‌‌‌‍​ ‌ ‌​‌‍‍‌‌ ‌‍‌‍‌‌​ ‌‌ ​​‌ ‌‌‌‍​‍‌‍ ​‌‍‍‌‌ ​ ‌‍‍​‌‍‌‌‌‍‌​​‍​‍‌ ‌
June 5, 2026